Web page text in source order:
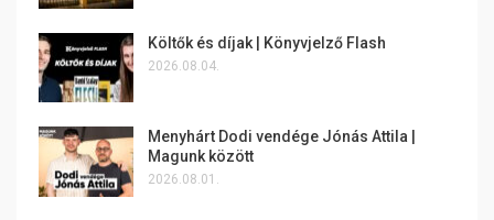
Költők és díjak | Könyvjelző Flash
2026.08.04.
Menyhárt Dodi vendége Jónás Attila |
Magunk között
2026.08.01.